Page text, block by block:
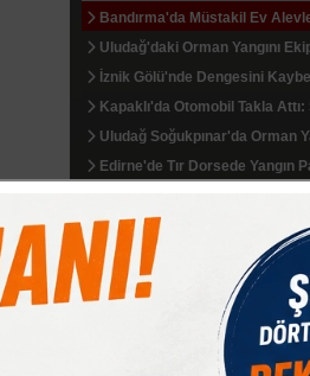
Bandırma'da Müstakil Ev
Uludağ'daki Orman Yangını
Söndürüldü
İznik Gölü'nde Dengesini
Kapaklı'da Otomobil Takla
Uludağ Soğukpınar'da Orman
Edirne'de Tır Dorsede Yangın
Eseri Kurtuldu